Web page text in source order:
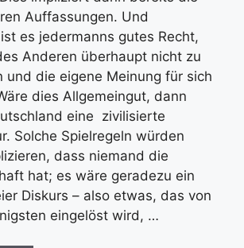
Auffassungen. Und
es jedermanns gutes Recht,
Anderen überhaupt nicht zu
und die eigene Meinung für sich
dies Allgemeingut, dann
eine zivilisierte
Solche Spielregeln würden
dass niemand die
hat; es wäre geradezu ein
Diskurs – also etwas, das von
eingelöst wird, …